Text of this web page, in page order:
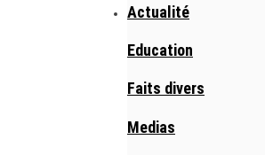
Actualité
Education
Faits divers
Medias